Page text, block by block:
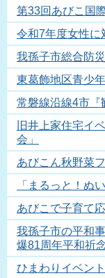
第33回あびこ国
令和7年度女性に
我孫子市総合防
東葛飾地区青少
常磐線沿線4市『
旧井上家住宅イ
会」
あびこん秋野菜
「まるっと！ぬ
あびこで子育て
我孫子市の平和
爆81周年平和祈
ひまわりイベント